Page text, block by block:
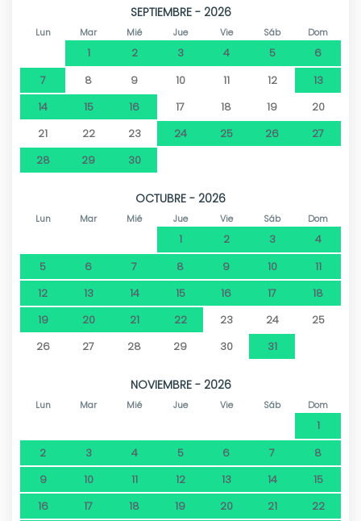
SEPTIEMBRE - 2026
Lun Mar Mié Jue Vie Sáb Dom
1 2 3 4 5
6
7
8 9 10 11 12
13
14
15 16 17 18 19
20
21
22 23 24 25 26
27
28
29 30
OCTUBRE - 2026
Lun Mar Mié Jue Vie Sáb Dom
1 2 3
4
5
6 7 8 9 10
11
12
13 14 15 16 17
18
19
20 21 22 23 24
25
26
27 28 29 30 31
NOVIEMBRE - 2026
Lun Mar Mié Jue Vie Sáb Dom
1
2
3 4 5 6 7
8
9
10 11 12 13 14
15
16
17 18 19 20 21
22